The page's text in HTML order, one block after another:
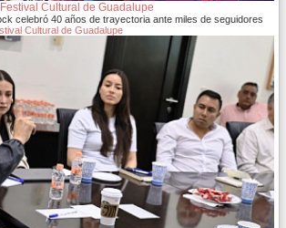
Cultural de Guadalupe
celebró 40 años de trayectoria ante miles de seguidores
Cultural de Guadalupe